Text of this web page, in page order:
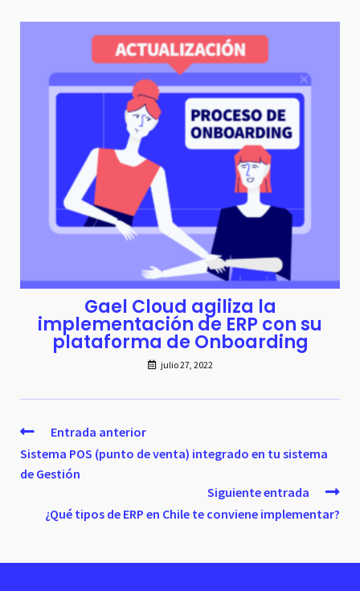
Gael Cloud agiliza la
implementación de ERP con su
plataforma de Onboarding
julio 27, 2022
Entrada anterior
Sistema POS (punto de venta) integrado en tu sistema
de Gestión
Siguiente entrada
¿Qué tipos de ERP en Chile te conviene implementar?